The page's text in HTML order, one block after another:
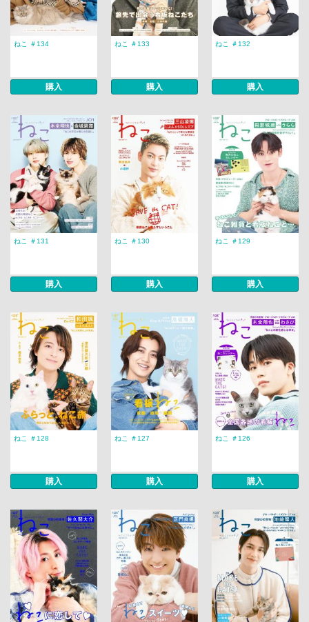
ねこ ＃134
購入
ねこ ＃133
購入
ねこ ＃132
購入
ねこ ＃131
購入
ねこ ＃130
購入
ねこ ＃129
購入
ねこ ＃128
購入
ねこ ＃127
購入
ねこ ＃126
購入